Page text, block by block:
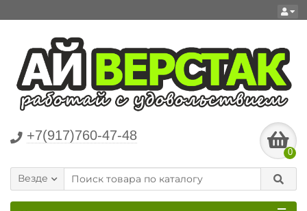
+7(917)760-47-48
0
Везде